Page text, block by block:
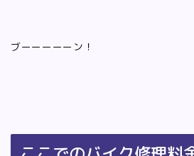
ブーーーーーン！